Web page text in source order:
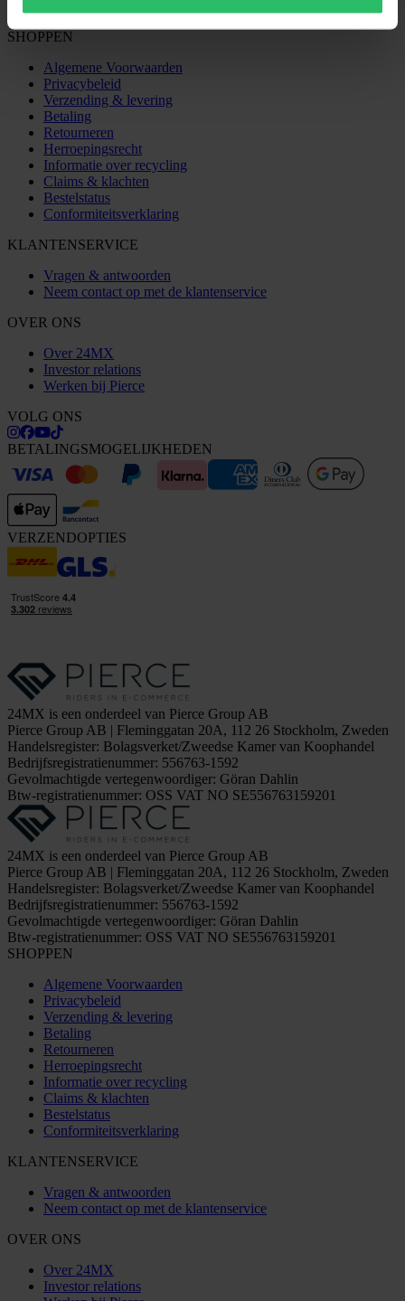
Btw-registratienummer: OSS VAT NO SE556763159201
SHOPPEN
Algemene Voorwaarden
Privacybeleid
Verzending & levering
Betaling
Retourneren
Herroepingsrecht
Informatie over recycling
Claims & klachten
Bestelstatus
Conformiteitsverklaring
KLANTENSERVICE
Vragen & antwoorden
Neem contact op met de klantenservice
OVER ONS
Over 24MX
Investor relations
Werken bij Pierce
VOLG ONS
BETALINGSMOGELIJKHEDEN
VERZENDOPTIES
24MX is een onderdeel van Pierce Group AB
Pierce Group AB | Fleminggatan 20A, 112 26 Stockholm, Zweden
Handelsregister: Bolagsverket/Zweedse Kamer van Koophandel
Bedrijfsregistratienummer: 556763-1592
Gevolmachtigde vertegenwoordiger: Göran Dahlin
Btw-registratienummer: OSS VAT NO SE556763159201
24MX is een onderdeel van Pierce Group AB
Pierce Group AB | Fleminggatan 20A, 112 26 Stockholm, Zweden
Handelsregister: Bolagsverket/Zweedse Kamer van Koophandel
Bedrijfsregistratienummer: 556763-1592
Gevolmachtigde vertegenwoordiger: Göran Dahlin
Btw-registratienummer: OSS VAT NO SE556763159201
SHOPPEN
Algemene Voorwaarden
Privacybeleid
Verzending & levering
Betaling
Retourneren
Herroepingsrecht
Informatie over recycling
Claims & klachten
Bestelstatus
Conformiteitsverklaring
KLANTENSERVICE
Vragen & antwoorden
Neem contact op met de klantenservice
OVER ONS
Over 24MX
Investor relations